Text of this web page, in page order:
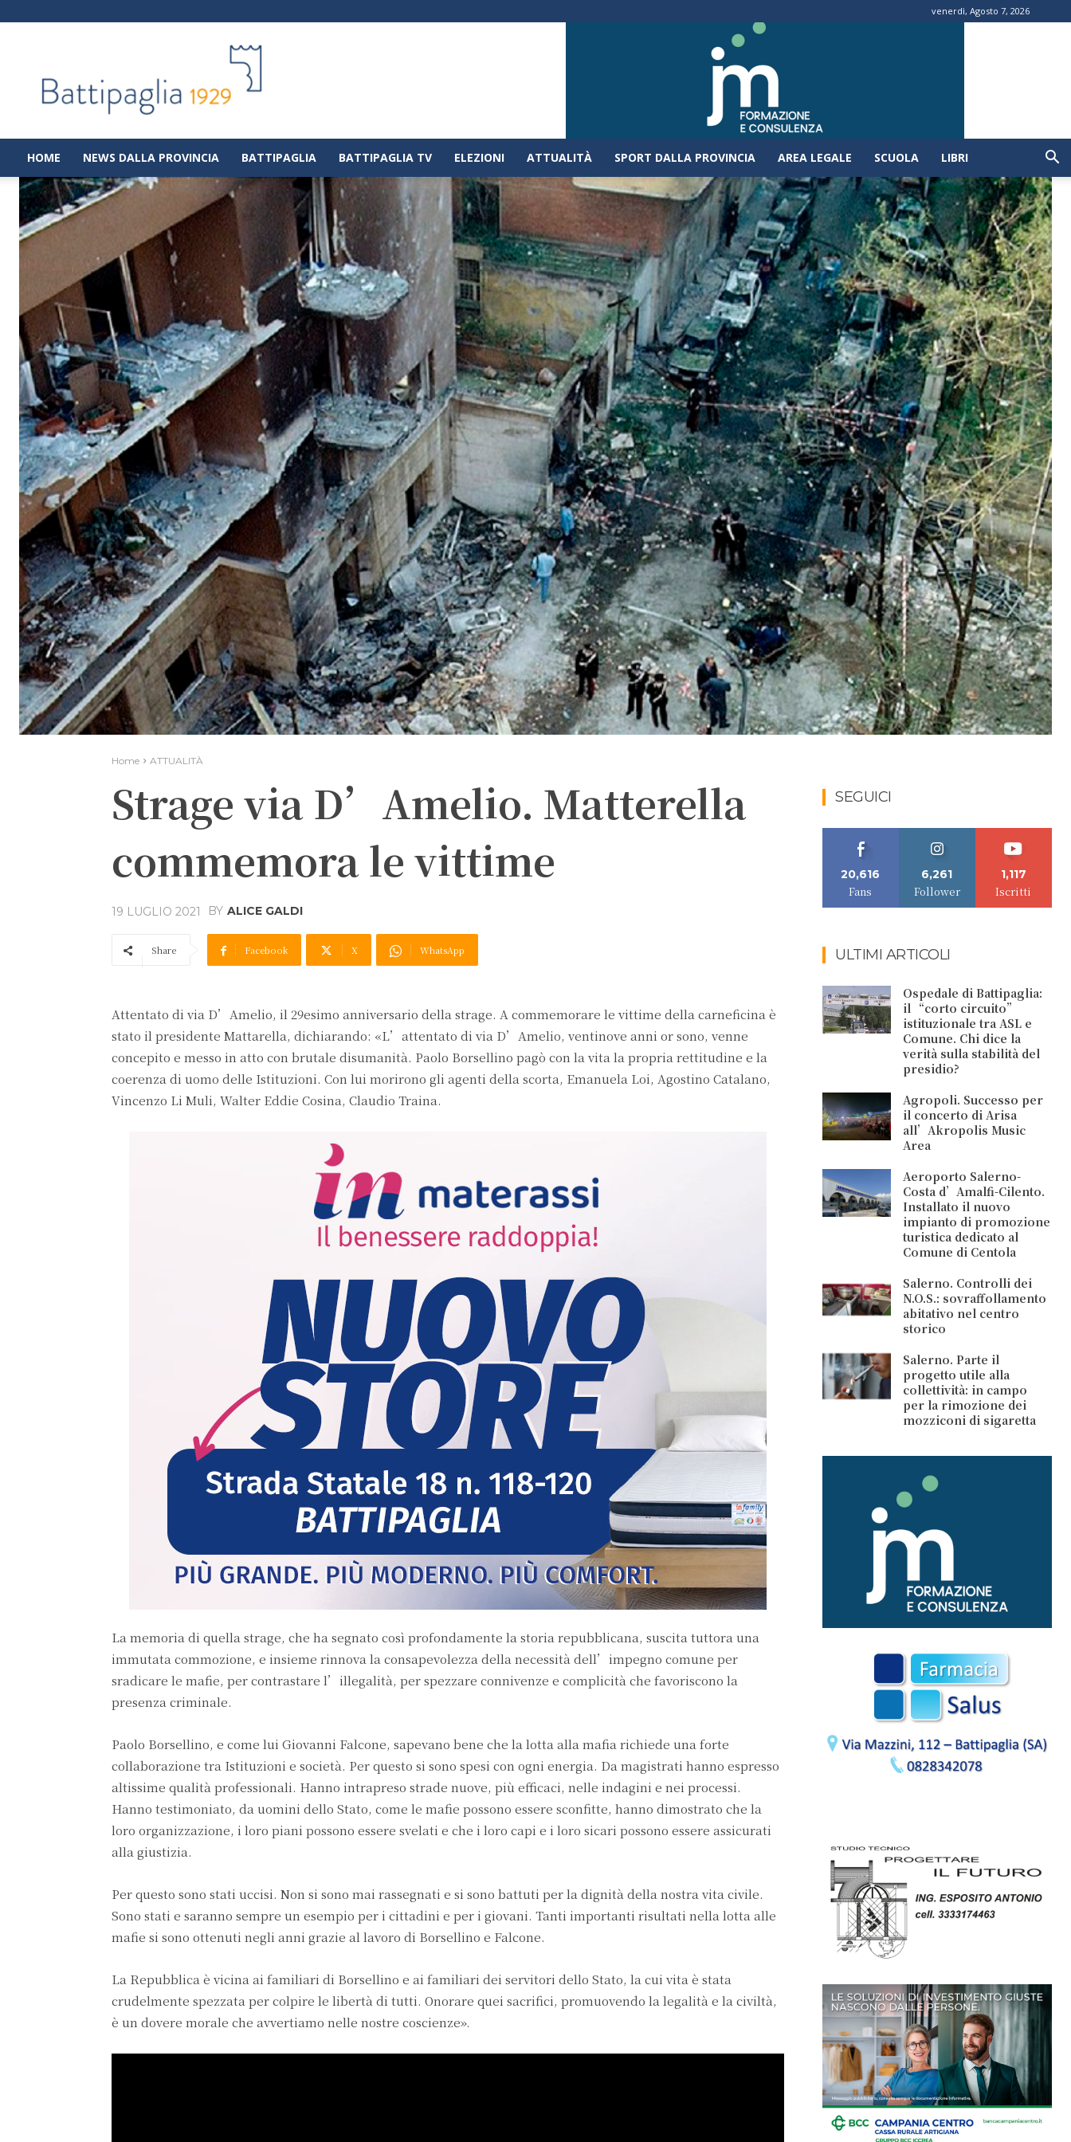
venerdì, Agosto 7, 2026
|
Notizie
dalla
città
di
HOME NEWS DALLA PROVINCIA BATTIPAGLIA BATTIPAGLIA TV ELEZIONI ATTUALITÀ SPORT DALLA PROVINCIA AREA LEGALE SCUOLA LIBRI
Home ATTUALITÀ
Strage via D’Amelio. Matterella
commemora le vittime
19 LUGLIO 2021 BY ALICE GALDI
Share Facebook X WhatsApp
Attentato di via D’Amelio, il 29esimo anniversario della strage. A commemorare le vittime della carneficina è
stato il presidente Mattarella, dichiarando: «L’attentato di via D’Amelio, ventinove anni or sono, venne
concepito e messo in atto con brutale disumanità. Paolo Borsellino pagò con la vita la propria rettitudine e la
coerenza di uomo delle Istituzioni. Con lui morirono gli agenti della scorta, Emanuela Loi, Agostino Catalano,
Vincenzo Li Muli, Walter Eddie Cosina, Claudio Traina.
La memoria di quella strage, che ha segnato così profondamente la storia repubblicana, suscita tuttora una
immutata commozione, e insieme rinnova la consapevolezza della necessità dell’impegno comune per
sradicare le mafie, per contrastare l’illegalità, per spezzare connivenze e complicità che favoriscono la
presenza criminale.
Paolo Borsellino, e come lui Giovanni Falcone, sapevano bene che la lotta alla mafia richiede una forte
collaborazione tra Istituzioni e società. Per questo si sono spesi con ogni energia. Da magistrati hanno espresso
altissime qualità professionali. Hanno intrapreso strade nuove, più efficaci, nelle indagini e nei processi.
Hanno testimoniato, da uomini dello Stato, come le mafie possono essere sconfitte, hanno dimostrato che la
loro organizzazione, i loro piani possono essere svelati e che i loro capi e i loro sicari possono essere assicurati
alla giustizia.
Per questo sono stati uccisi. Non si sono mai rassegnati e si sono battuti per la dignità della nostra vita civile.
Sono stati e saranno sempre un esempio per i cittadini e per i giovani. Tanti importanti risultati nella lotta alle
mafie si sono ottenuti negli anni grazie al lavoro di Borsellino e Falcone.
La Repubblica è vicina ai familiari di Borsellino e ai familiari dei servitori dello Stato, la cui vita è stata
crudelmente spezzata per colpire le libertà di tutti. Onorare quei sacrifici, promuovendo la legalità e la civiltà,
è un dovere morale che avvertiamo nelle nostre coscienze».
SEGUICI
20,616
Fans
6,261
Follower
1,117
Iscritti
ULTIMI ARTICOLI
Ospedale di Battipaglia:
il “corto circuito”
istituzionale tra ASL e
Comune. Chi dice la
verità sulla stabilità del
presidio?
Agropoli. Successo per
il concerto di Arisa
all’Akropolis Music
Area
Aeroporto Salerno-
Costa d’Amalfi-Cilento.
Installato il nuovo
impianto di promozione
turistica dedicato al
Comune di Centola
Salerno. Controlli dei
N.O.S.: sovraffollamento
abitativo nel centro
storico
Salerno. Parte il
progetto utile alla
collettività: in campo
per la rimozione dei
mozziconi di sigaretta